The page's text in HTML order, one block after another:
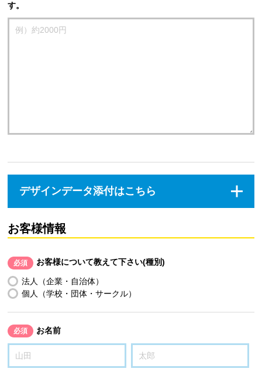
す。
デザインデータ添付はこちら
お客様情報
必須 お客様について教えて下さい(種別)
法人（企業・自治体）
個人（学校・団体・サークル）
必須 お名前